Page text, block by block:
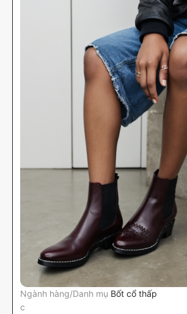
Ngành hàng/Danh mụ
c
Bốt cổ thấp